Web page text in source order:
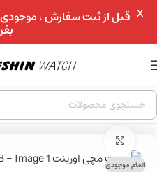
عبور به ناوبری
خانه»فروشگاه»ساعت مچی»ساعت
اتمام موجودی
قبل از ثبت سفارش ، موجودی X